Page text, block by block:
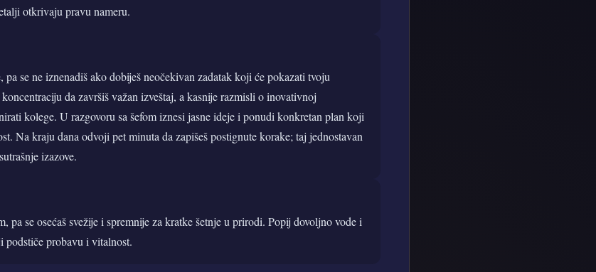
otkrivaju pravu nameru.
pa se ne iznenadiš ako dobiješ neočekivan zadatak koji će pokazati tvoju
da završiš važan izveštaj, a kasnije razmisli o inovativnoj
kolege. U razgovoru sa šefom iznesi jasne ideje i ponudi konkretan plan koji
Na kraju dana odvoji pet minuta da zapišeš postignute korake; taj jednostavan
izazove.
pa se osećaš svežije i spremnije za kratke šetnje u prirodi. Popij dovoljno vode i
probavu i vitalnost.